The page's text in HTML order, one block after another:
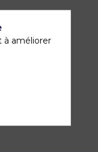
à améliorer